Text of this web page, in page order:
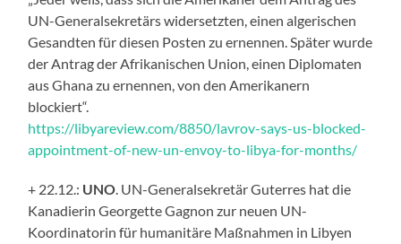
UN-Generalsekretärs widersetzten, einen algerischen
Gesandten für diesen Posten zu ernennen. Später wurde
der Antrag der Afrikanischen Union, einen Diplomaten
aus Ghana zu ernennen, von den Amerikanern
blockiert“.
https://libyareview.com/8850/lavrov-says-us-blocked-
appointment-of-new-un-envoy-to-libya-for-months/
+ 22.12.: UNO. UN-Generalsekretär Guterres hat die
Kanadierin Georgette Gagnon zur neuen UN-
Koordinatorin für humanitäre Maßnahmen in Libyen